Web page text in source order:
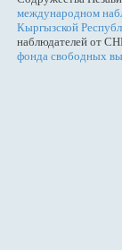
международном
Кыргызской
наблюдателей от
фонда свободных